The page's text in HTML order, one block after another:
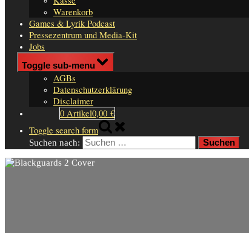
Warenkorb
Games & Lyrik Podcast
Pressezentrum und Media-Kit
Jobs
Impressum
Toggle sub-menu
AGBs
Datenschutzerklärung
Disclaimer
0 Artikel0,00 €
Toggle search form
Suchen nach: